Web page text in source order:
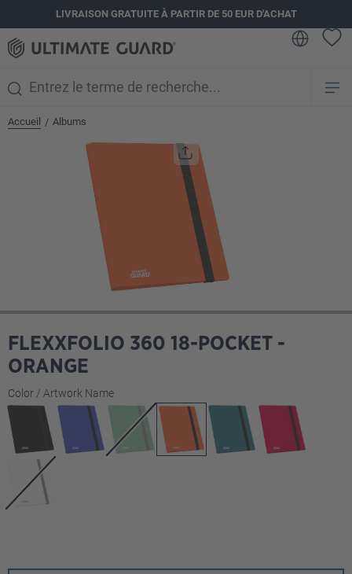
principalLIVRAISON GRATUITE À PARTIR DE 50 EUR D'ACHAT
Accueil / Albums
Ignorer la galerie d'images
FLEXXFOLIO 360 18-POCKET -
ORANGE
Sélectionnez
Color / Artwork Name